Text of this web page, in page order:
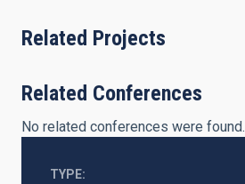
Related Projects
Related Conferences
No related conferences were found.
TYPE